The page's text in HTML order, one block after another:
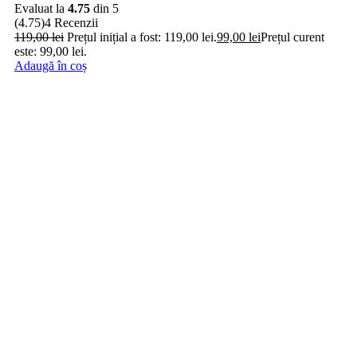
Evaluat la 4.75 din 5
(4.75)4 Recenzii
119,00lei Prețul inițial a fost: 119,00 lei.99,00 leiPrețul curent
este: 99,00 lei.
Adaugă în coș